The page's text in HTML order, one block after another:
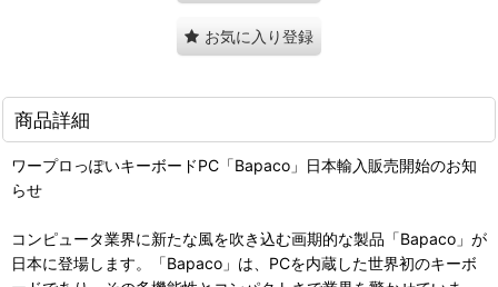
お気に入り登録
商品詳細
ワープロっぽいキーボードPC「Bapaco」日本輸入販売開始のお知
らせ
コンピュータ業界に新たな風を吹き込む画期的な製品「Bapaco」が
日本に登場します。「Bapaco」は、PCを内蔵した世界初のキーボ